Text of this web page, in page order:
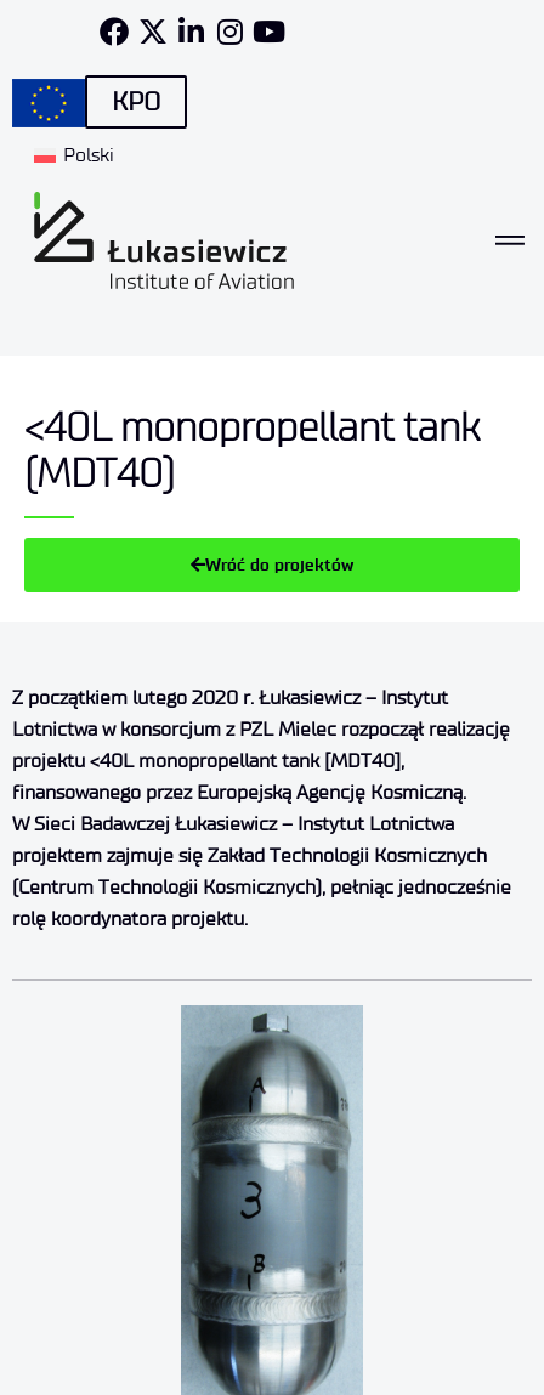
KPO
Polski
<40L monopropellant tank
(MDT40)
Wróć do projektów
Z początkiem lutego 2020 r. Łukasiewicz – Instytut
Lotnictwa w konsorcjum z PZL Mielec rozpoczął realizację
projektu <40L monopropellant tank [MDT40],
finansowanego przez Europejską Agencję Kosmiczną.
W Sieci Badawczej Łukasiewicz – Instytut Lotnictwa
projektem zajmuje się Zakład Technologii Kosmicznych
(Centrum Technologii Kosmicznych), pełniąc jednocześnie
rolę koordynatora projektu.